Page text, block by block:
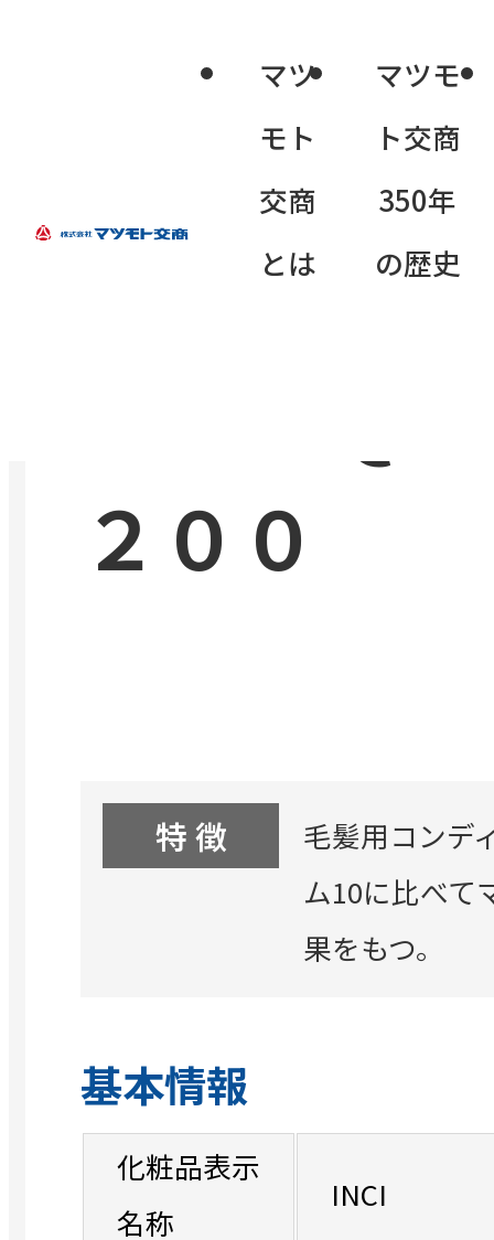
マツ
モト
交商
とは
マツモ
ト交商
350年
の歴史
商品名称
２００
特 徴
毛髪用コンデ
ム10に比べて
果をもつ。
基本情報
化粧品表示
名称
INCI